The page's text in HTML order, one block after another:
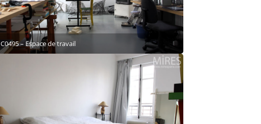
C0495 – Espace de travail